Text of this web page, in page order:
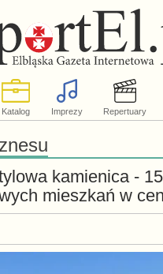
Katalog Imprezy Repertuary
kamienica - 15
mieszkań w